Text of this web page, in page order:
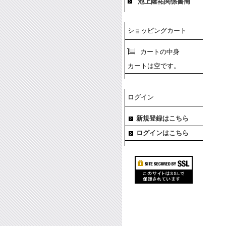
ショッピングカート
カートの中身
カートは空です。
ログイン
新規登録はこちら
ログインはこちら